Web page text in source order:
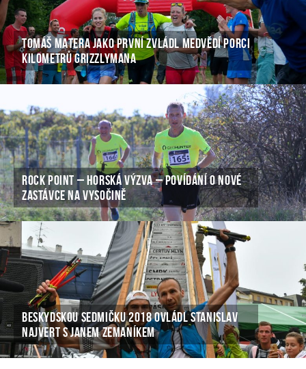
TOMÁŠ MATERA JAKO PRVNÍ ZVLÁDL MEDVĚDÍ PORCI
KILOMETRŮ GRIZZLYMANA
ROCK POINT – HORSKÁ VÝZVA – POVÍDÁNÍ O NOVÉ
ZASTÁVCE NA VYSOČINĚ
BESKYDSKOU SEDMIČKU 2018 OVLÁDL STANISLAV
NAJVERT S JANEM ZEMANÍKEM